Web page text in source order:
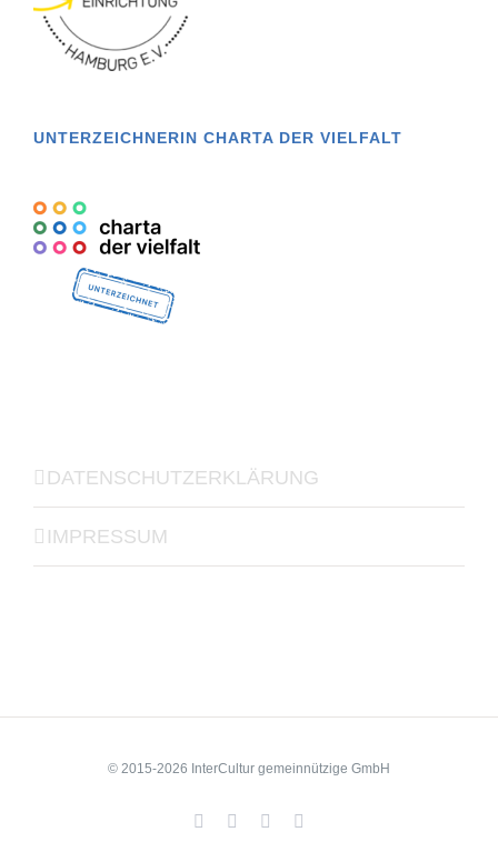
UNTERZEICHNERIN CHARTA DER VIELFALT
DATENSCHUTZERKLÄRUNG
IMPRESSUM
© 2015-2026 InterCultur gemeinnützige GmbH
FacebookYouTubeLinkedIn